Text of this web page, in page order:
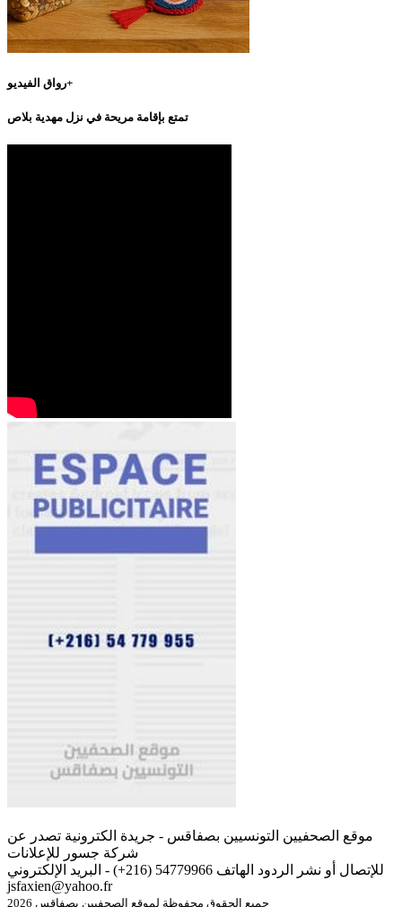
رواق الفيديو+
تمتع بإقامة مريحة في نزل مهدية بلاص
موقع الصحفيين التونسيين بصفاقس - جريدة الكترونية تصدر عن
شركة جسور للإعلانات
للإتصال أو نشر الردود الهاتف 54779966 (216+) - البريد الإلكتروني
jsfaxien@yahoo.fr
جميع الحقوق محفوظة لموقع الصحفيين بصفاقس 2026